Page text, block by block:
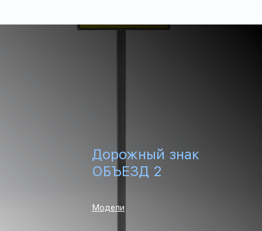
Дорожный знак
ОБЪЕЗД 2
Модели